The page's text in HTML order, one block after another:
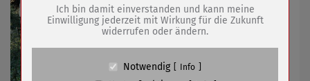
Anbieter
Eigentümer dieser Website (Wenko-
Wenselaar GmbH & Co. KG)
Absicherung Kontaktformular / SPAM
Ich bin damit einverstanden und kann meine
Einwilligung jederzeit mit Wirkung für die Zukunft
widerrufen oder ändern.
Notwendig Info